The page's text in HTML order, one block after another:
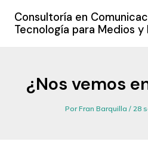
contenido
Consultoría en
Tecnología para Medios y
¿Nos vemos
PorFran Barquilla / 28